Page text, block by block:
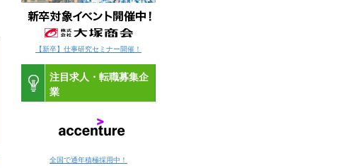
【新卒】仕事研究セミナー開催！
注目求人・転職募集企
業
全国で通年積極採用中！